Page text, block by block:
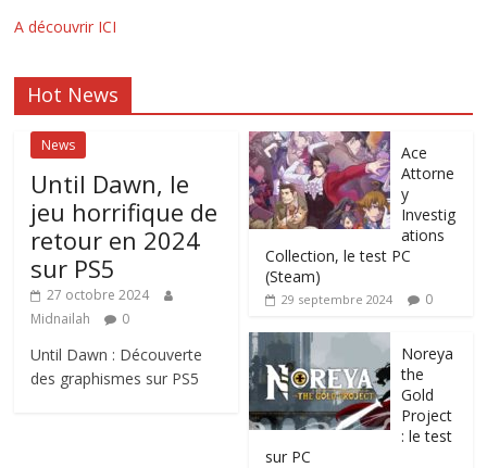
A découvrir ICI
Hot News
News
Until Dawn, le
jeu horrifique de
retour en 2024
sur PS5
27 octobre 2024
Midnailah
0
Until Dawn : Découverte
des graphismes sur PS5
Ace
Attorne
y
Investig
ations
Collection, le test PC
(Steam)
29 septembre 2024 0
Noreya
the
Gold
Project
: le test
sur PC